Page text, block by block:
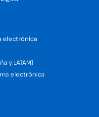
electrónica
y LATAM)
electrónica